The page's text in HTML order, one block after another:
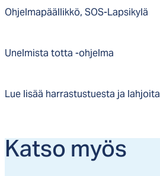
Ohjelmapäällikkö, SOS-Lapsikylä
Unelmista totta -ohjelma
Lue lisää harrastustuesta ja lahjoita
Kat­so myös